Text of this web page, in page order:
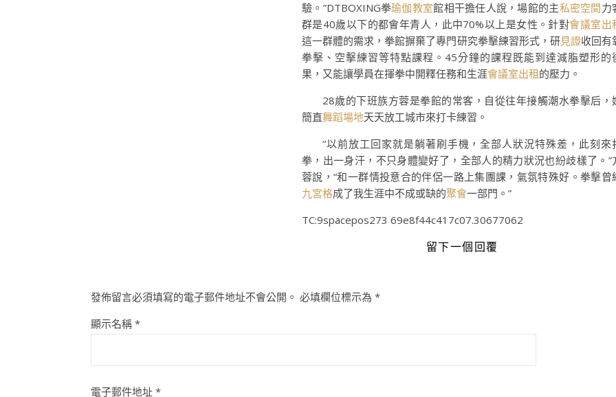
驗。”DTBOXING拳瑜伽教室館相干擔任人說，場館的主私密空間力
群是40歲以下的都會年青人，此中70%以上是女性。針對會議室出
這一群體的需求，拳館摒棄了專門研究拳擊練習形式，研見證收回有
拳擊、空擊練習等特點課程。45分鐘的課程既能到達減脂塑形的
果，又能讓學員在揮拳中開釋任務和生涯會議室出租的壓力。
28歲的下班族方蓉是拳館的常客，自從往年接觸潮水拳擊后，
簡直舞蹈場地天天放工城市來打卡練習。
“以前放工回家就是躺著刷手機，全部人狀況特殊差，此刻來
拳，出一身汗，不只身體變好了，全部人的精力狀況也紛歧樣了。”
蓉說，“和一群情投意合的伴侶一路上集團課，氣氛特殊好。拳擊曾
九宮格成了我生涯中不成或缺的聚會一部門。”
TC:9spacepos273 69e8f44c417c07.30677062
留下一個回覆
發佈留言必須填寫的電子郵件地址不會公開。 必填欄位標示為 *
顯示名稱 *
電子郵件地址 *